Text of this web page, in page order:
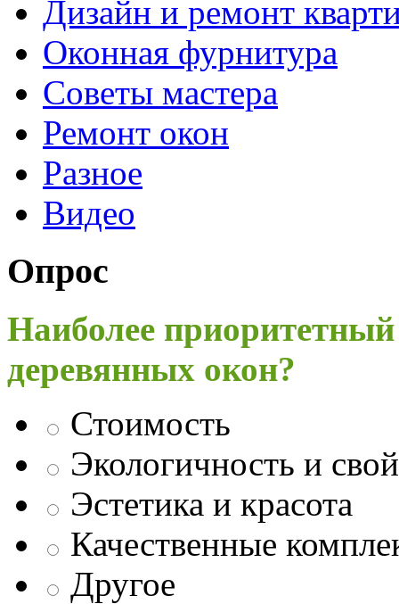
Дизайн и ремонт
Оконная фурнитура
Советы мастера
Ремонт окон
Разное
Видео
Опрос
Наиболее
деревянных окон?
Стоимость
Экологичность и
Эстетика и красота
Качественные
Другое